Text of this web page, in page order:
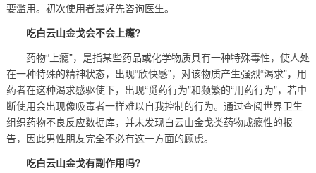
要滥用。初次使用者最好先咨询医生。
吃白云山金戈会不会上瘾?
药物“上瘾”，是指某些药品或化学物质具有一种特殊毒性，使人处
在一种特殊的精神状态，出现“欣快感”，对该物质产生强烈“渴求”，用
药者在这种渴求感驱使下，出现“觅药行为”和频繁的“用药行为”，若中
断使用会出现像吸毒者一样难以自我控制的行为。通过查阅世界卫生
组织药物不良反应数据库，并未发现白云山金戈类药物成瘾性的报
告，因此男性朋友完全不必有这一方面的顾虑。
吃白云山金戈有副作用吗?